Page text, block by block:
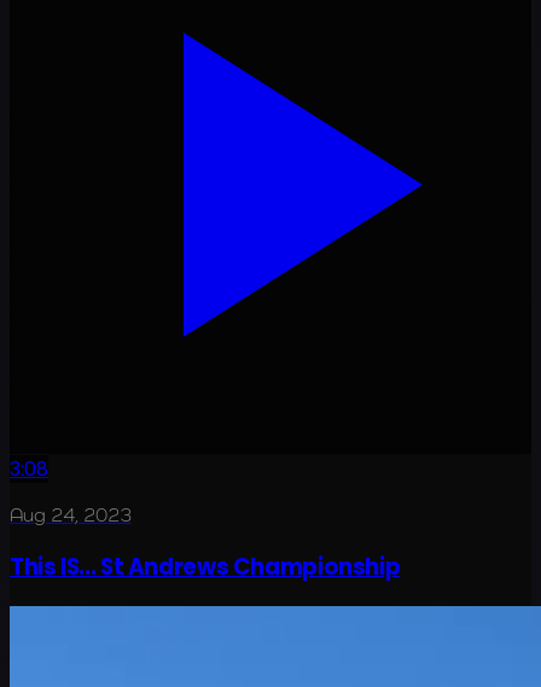
3:08
Aug 24, 2023
This IS... St Andrews Championship